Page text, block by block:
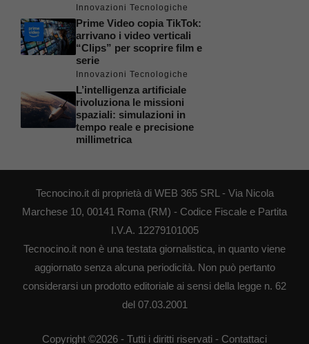
Innovazioni Tecnologiche
Prime Video copia TikTok:
arrivano i video verticali
“Clips” per scoprire film e
serie
Innovazioni Tecnologiche
L’intelligenza artificiale
rivoluziona le missioni
spaziali: simulazioni in
tempo reale e precisione
millimetrica
Tecnocino.it di proprietà di WEB 365 SRL - Via Nicola
Marchese 10, 00141 Roma (RM) - Codice Fiscale e Partita
I.V.A. 12279101005
Tecnocino.it non è una testata giornalistica, in quanto viene
aggiornato senza alcuna periodicità. Non può pertanto
considerarsi un prodotto editoriale ai sensi della legge n. 62
del 07.03.2001
Copyright ©2026 - Tutti i diritti riservati - Contattaci